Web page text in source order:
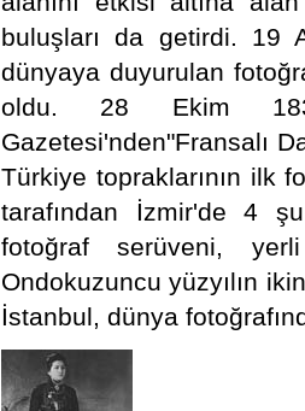
buluşları da getirdi. 19
dünyaya duyurulan
oldu. 28 Ekim
Gazetesi'nden"Fransalı
Türkiye topraklarının ilk
tarafından İzmir'de 4
fotoğraf serüveni,
Ondokuzuncu yüzyılın
İstanbul, dünya